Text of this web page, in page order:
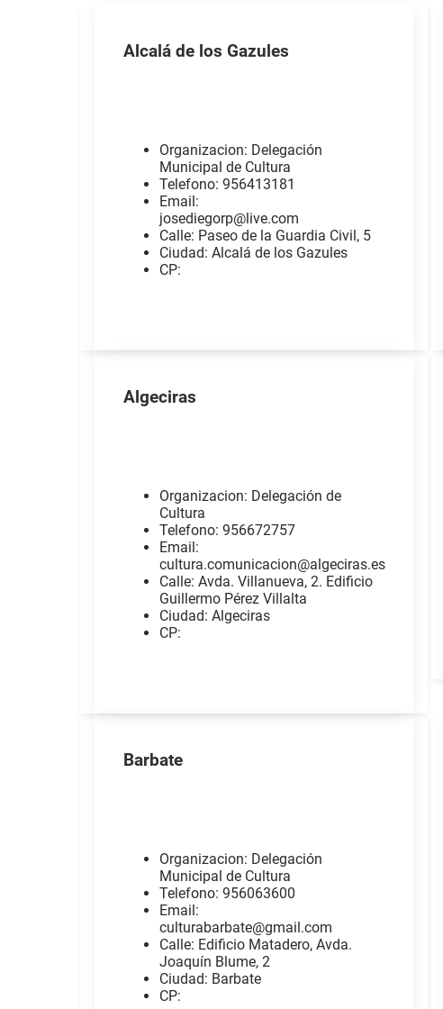
Alcalá de los Gazules
Organizacion: Delegación
Municipal de Cultura
Telefono: 956413181
Email:
josediegorp@live.com
Calle: Paseo de la Guardia Civil, 5
Ciudad: Alcalá de los Gazules
CP:
Algeciras
Organizacion: Delegación de
Cultura
Telefono: 956672757
Email:
cultura.comunicacion@algeciras.es
Calle: Avda. Villanueva, 2. Edificio
Guillermo Pérez Villalta
Ciudad: Algeciras
CP:
Barbate
Organizacion: Delegación
Municipal de Cultura
Telefono: 956063600
Email:
culturabarbate@gmail.com
Calle: Edificio Matadero, Avda.
Joaquín Blume, 2
Ciudad: Barbate
CP: